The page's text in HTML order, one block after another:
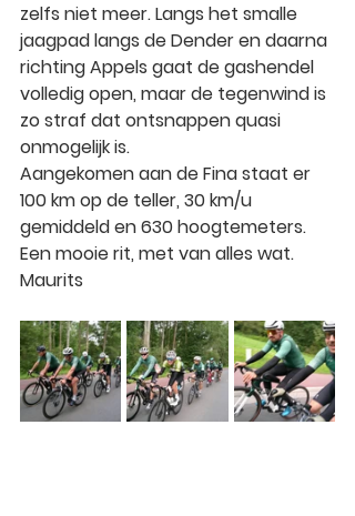
zelfs niet meer. Langs het smalle
jaagpad langs de Dender en daarna
richting Appels gaat de gashendel
volledig open, maar de tegenwind is
zo straf dat ontsnappen quasi
onmogelijk is.
Aangekomen aan de Fina staat er
100 km op de teller, 30 km/u
gemiddeld en 630 hoogtemeters.
Een mooie rit, met van alles wat.
Maurits